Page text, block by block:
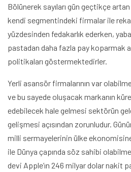
Bölünerek sayıları gün geçtikçe
kendi segmentindeki firmalar ile
yüzdesinden fedakarlık ederken,
pastadan daha fazla pay koparmak
politikaları göstermektedirler.
Yerli asansör firmalarının var
ve bu sayede oluşacak markanın
edebilecek hale gelmesi sektörün
gelişmesi açısından zorunludur.
milli sermayelerinin ülke
ile Dünya çapında söz sahibi
devi Apple’ın 246 milyar dolar nakit